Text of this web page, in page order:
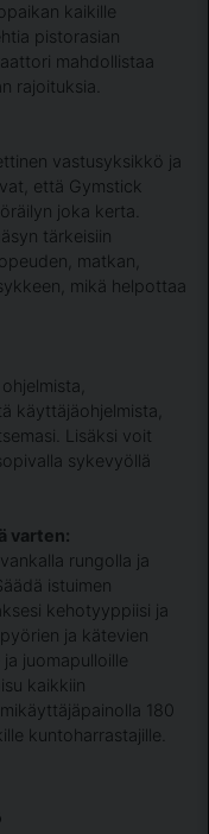
kaikille
pistorasian
mahdollistaa
rajoituksia.
vastusyksikkö ja
että Gymstick
joka kerta.
tärkeisiin
matkan,
mikä helpottaa
käyttäjäohjelmista,
Lisäksi voit
sykevyöllä
varten:
rungolla ja
istuimen
kehotyyppiisi ja
ja kätevien
juomapulloille
kaikkiin
180
kuntoharrastajille.